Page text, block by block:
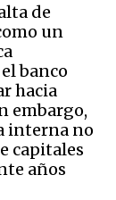
de
un
banco
hacia
embargo,
interna no
capitales
años